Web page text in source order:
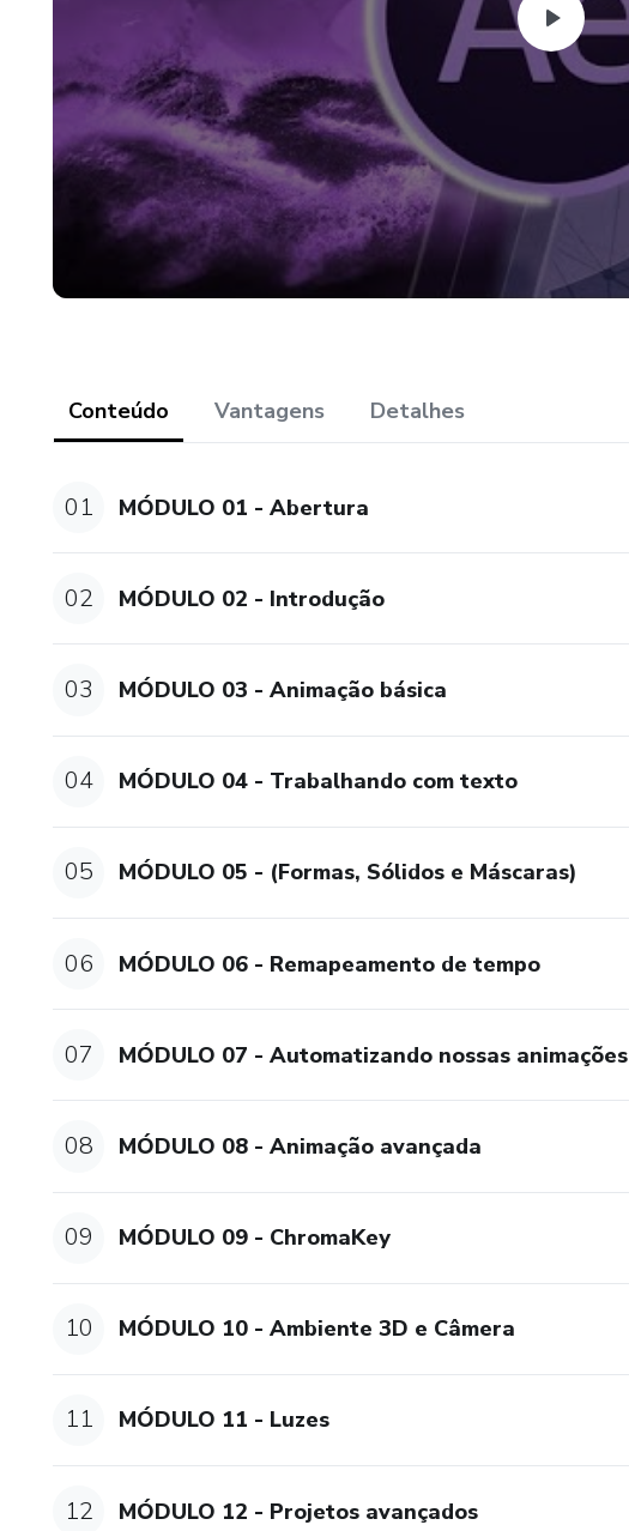
Conteúdo Vantagens Detalhes
01 MÓDULO 01 - Abertura
02 MÓDULO 02 - Introdução
03 MÓDULO 03 - Animação básica
04 MÓDULO 04 - Trabalhando com texto
05 MÓDULO 05 - (Formas, Sólidos e Máscaras)
06 MÓDULO 06 - Remapeamento de tempo
07 MÓDULO 07 - Automatizando nossas animações
08 MÓDULO 08 - Animação avançada
09 MÓDULO 09 - ChromaKey
10 MÓDULO 10 - Ambiente 3D e Câmera
11 MÓDULO 11 - Luzes
12 MÓDULO 12 - Projetos avançados